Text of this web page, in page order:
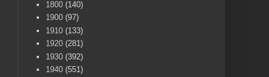
1800 (140)
1900 (97)
1910 (133)
1920 (281)
1930 (392)
1940 (551)